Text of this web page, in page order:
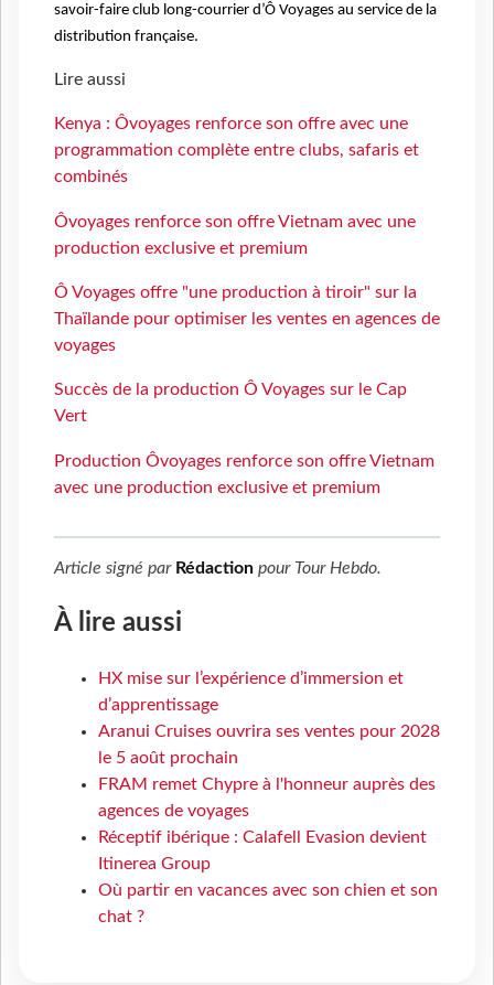
savoir-faire club long-courrier d’Ô Voyages au service de la
distribution française.
Lire aussi
Kenya : Ôvoyages renforce son offre avec une
programmation complète entre clubs, safaris et
combinés
Ôvoyages renforce son offre Vietnam avec une
production exclusive et premium
Ô Voyages offre "une production à tiroir" sur la
Thaïlande pour optimiser les ventes en agences de
voyages
Succès de la production Ô Voyages sur le Cap
Vert
Production Ôvoyages renforce son offre Vietnam
avec une production exclusive et premium
Article signé par Rédaction pour Tour Hebdo.
À lire aussi
HX mise sur l’expérience d’immersion et
d’apprentissage
Aranui Cruises ouvrira ses ventes pour 2028
le 5 août prochain
FRAM remet Chypre à l'honneur auprès des
agences de voyages
Réceptif ibérique : Calafell Evasion devient
Itinerea Group
Où partir en vacances avec son chien et son
chat ?